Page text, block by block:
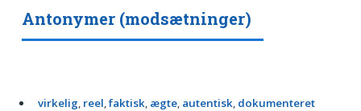
Antonymer (modsætninger)
virkelig reel ,faktisk ægte, autentisk dokumenteret